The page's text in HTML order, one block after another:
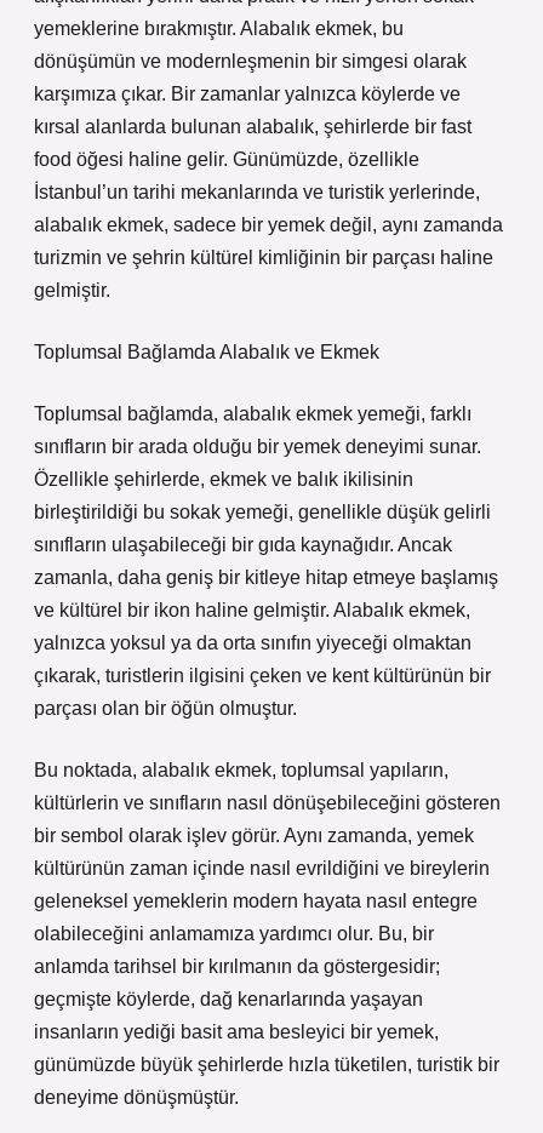
yemeklerine bırakmıştır. Alabalık ekmek, bu
dönüşümün ve modernleşmenin bir simgesi olarak
karşımıza çıkar. Bir zamanlar yalnızca köylerde ve
kırsal alanlarda bulunan alabalık, şehirlerde bir fast
food öğesi haline gelir. Günümüzde, özellikle
İstanbul’un tarihi mekanlarında ve turistik yerlerinde,
alabalık ekmek, sadece bir yemek değil, aynı zamanda
turizmin ve şehrin kültürel kimliğinin bir parçası haline
gelmiştir.
Toplumsal Bağlamda Alabalık ve Ekmek
Toplumsal bağlamda, alabalık ekmek yemeği, farklı
sınıfların bir arada olduğu bir yemek deneyimi sunar.
Özellikle şehirlerde, ekmek ve balık ikilisinin
birleştirildiği bu sokak yemeği, genellikle düşük gelirli
sınıfların ulaşabileceği bir gıda kaynağıdır. Ancak
zamanla, daha geniş bir kitleye hitap etmeye başlamış
ve kültürel bir ikon haline gelmiştir. Alabalık ekmek,
yalnızca yoksul ya da orta sınıfın yiyeceği olmaktan
çıkarak, turistlerin ilgisini çeken ve kent kültürünün bir
parçası olan bir öğün olmuştur.
Bu noktada, alabalık ekmek, toplumsal yapıların,
kültürlerin ve sınıfların nasıl dönüşebileceğini gösteren
bir sembol olarak işlev görür. Aynı zamanda, yemek
kültürünün zaman içinde nasıl evrildiğini ve bireylerin
geleneksel yemeklerin modern hayata nasıl entegre
olabileceğini anlamamıza yardımcı olur. Bu, bir
anlamda tarihsel bir kırılmanın da göstergesidir;
geçmişte köylerde, dağ kenarlarında yaşayan
insanların yediği basit ama besleyici bir yemek,
günümüzde büyük şehirlerde hızla tüketilen, turistik bir
deneyime dönüşmüştür.